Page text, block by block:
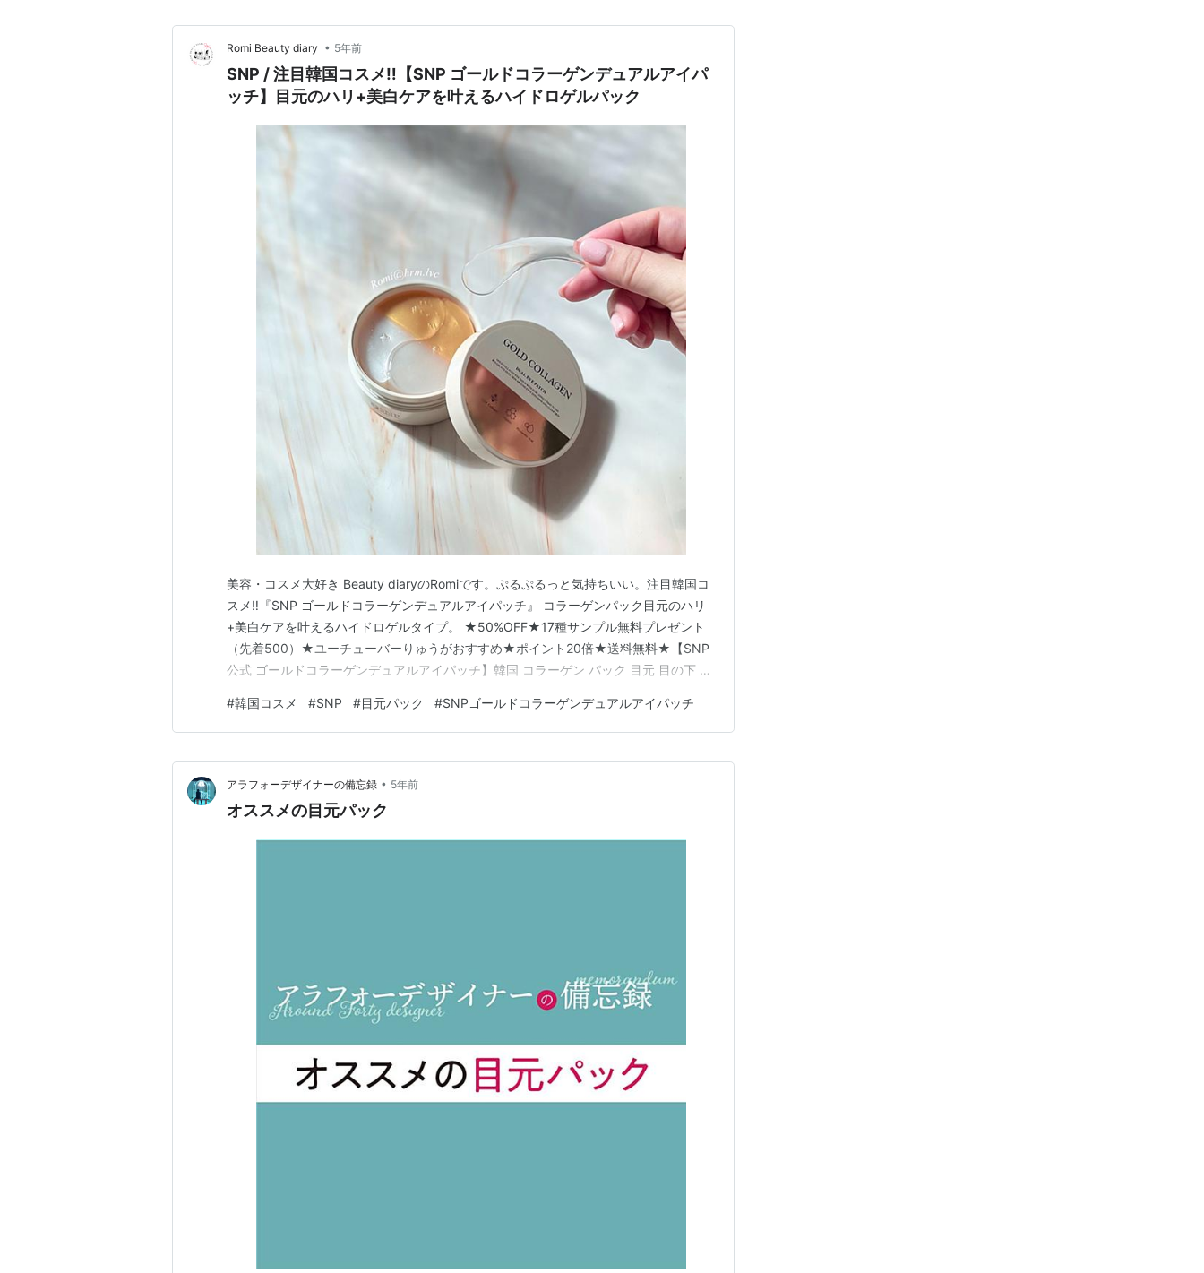
Romi Beauty diary • 5年前
SNP / 注目韓国コスメ‼︎【SNP ゴールドコラーゲンデュアルアイパ
ッチ】目元のハリ+美白ケアを叶えるハイドロゲルパック
美容・コスメ大好き Beauty diaryのRomiです。ぷるぷるっと気持ちいい。注目韓国コ
スメ‼︎『SNP ゴールドコラーゲンデュアルアイパッチ』 コラーゲンパック目元のハリ
+美白ケアを叶えるハイドロゲルタイプ。 ★50%OFF★17種サンプル無料プレゼント
（先着500）★ユーチューバーりゅうがおすすめ★ポイント20倍★送料無料★【SNP
公式 ゴールドコラーゲンデュアルアイパッチ】韓国 コラーゲン パック 目元 目の下 ハ
シワ改善 ⭐︎シルバー部分はホワイトニング効果 コラーゲンや、SNP独自の…
#韓国コスメ #SNP #目元パック #SNPゴールドコラーゲンデュアルアイパッチ
アラフォーデザイナーの備忘録 • 5年前
オススメの目元パック